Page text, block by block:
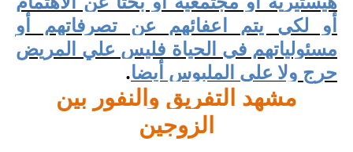
أو لكي يتم اعفائهم عن تصرفاتهم أو
مسئولياتهم في الحياة فليس علي المريض
حرج ولا علي الملبوس أيضا.
مشهد التفريق والنفور بين
الزوجين